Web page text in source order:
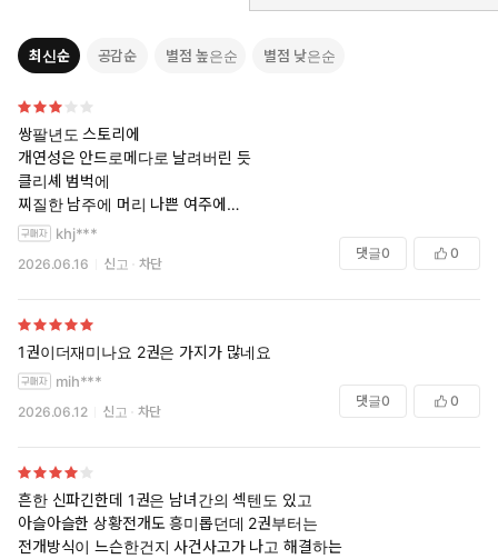
최신순 공감순 별점 높은순 별점 낮은순
쌍팔년도 스토리에
개연성은 안드로메다로 날려버린 듯
클리셰 범벅에
찌질한 남주에 머리 나쁜 여주에
잔치음식에 멸치볶음이라니 웃음만 나옴
khj***
2026.06.16 신고 차단
댓글0 0
1권이더재미나요 2권은 가지가 많네요
mih***
2026.06.12 신고 차단
댓글0 0
흔한 신파긴한데 1권은 남녀간의 섹텐도 있고
아슬아슬한 상황전개도 흥미롭던데 2권부터는
전개방식이 느슨한건지 사건사고가 나고 해결하는